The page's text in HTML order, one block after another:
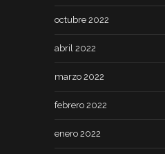
octubre 2022
abril 2022
marzo 2022
febrero 2022
enero 2022